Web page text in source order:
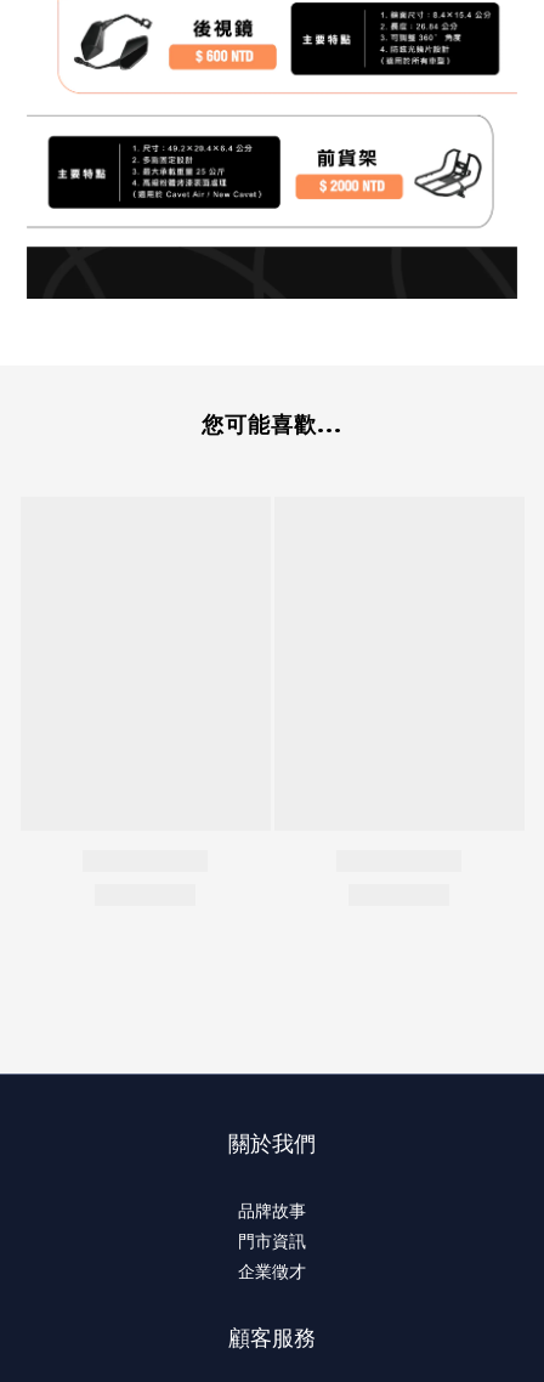
您可能喜歡...
關於我們
品牌故事
門市資訊
企業徵才
顧客服務